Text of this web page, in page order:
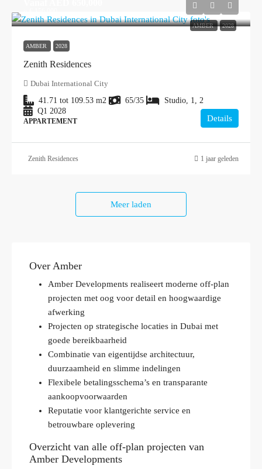
AMBER 2028
AMBER 2028
Zenith Residences
Dubai International City
41.71 tot 109.53 m2 65/35
Studio, 1, 2
Q1 2028
APPARTEMENT Details
Zenith Residences 1 jaar geleden
Meer laden
Over Amber
Amber Developments realiseert moderne off‑plan
projecten met oog voor detail en hoogwaardige
afwerking
Projecten op strategische locaties in Dubai met
goede bereikbaarheid
Combinatie van eigentijdse architectuur,
duurzaamheid en slimme indelingen
Flexibele betalingsschema’s en transparante
aankoopvoorwaarden
Reputatie voor klantgerichte service en
betrouwbare oplevering
Overzicht van alle off-plan projecten van
Amber Developments